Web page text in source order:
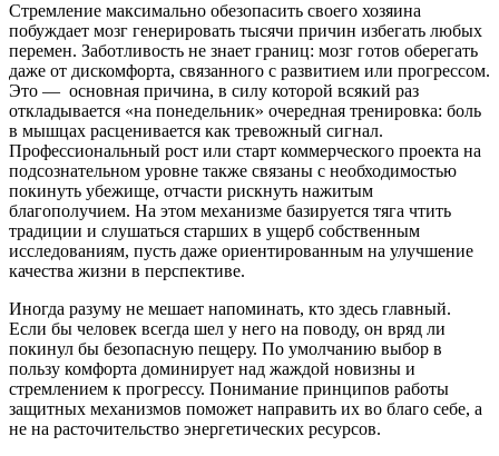
Стремление максимально обезопасить своего хозяина
побуждает мозг генерировать тысячи причин избегать любых
перемен. Заботливость не знает границ: мозг готов оберегать
даже от дискомфорта, связанного с развитием или прогрессом.
Это — основная причина, в силу которой всякий раз
откладывается «на понедельник» очередная тренировка: боль
в мышцах расценивается как тревожный сигнал.
Профессиональный рост или старт коммерческого проекта на
подсознательном уровне также связаны с необходимостью
покинуть убежище, отчасти рискнуть нажитым
благополучием. На этом механизме базируется тяга чтить
традиции и слушаться старших в ущерб собственным
исследованиям, пусть даже ориентированным на улучшение
качества жизни в перспективе.
Иногда разуму не мешает напоминать, кто здесь главный.
Если бы человек всегда шел у него на поводу, он вряд ли
покинул бы безопасную пещеру. По умолчанию выбор в
пользу комфорта доминирует над жаждой новизны и
стремлением к прогрессу. Понимание принципов работы
защитных механизмов поможет направить их во благо себе, а
не на расточительство энергетических ресурсов.